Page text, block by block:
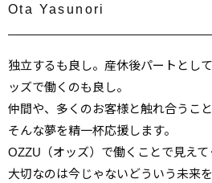
Ota Yasunori
独立するも良し。産休後パートとし
ッズで働くのも良し。
仲間や、多くのお客様と触れ合うこ
そんな夢を精一杯応援します。
OZZU（オッズ）で働くことで見えて
大切なのは今じゃないどういう未来